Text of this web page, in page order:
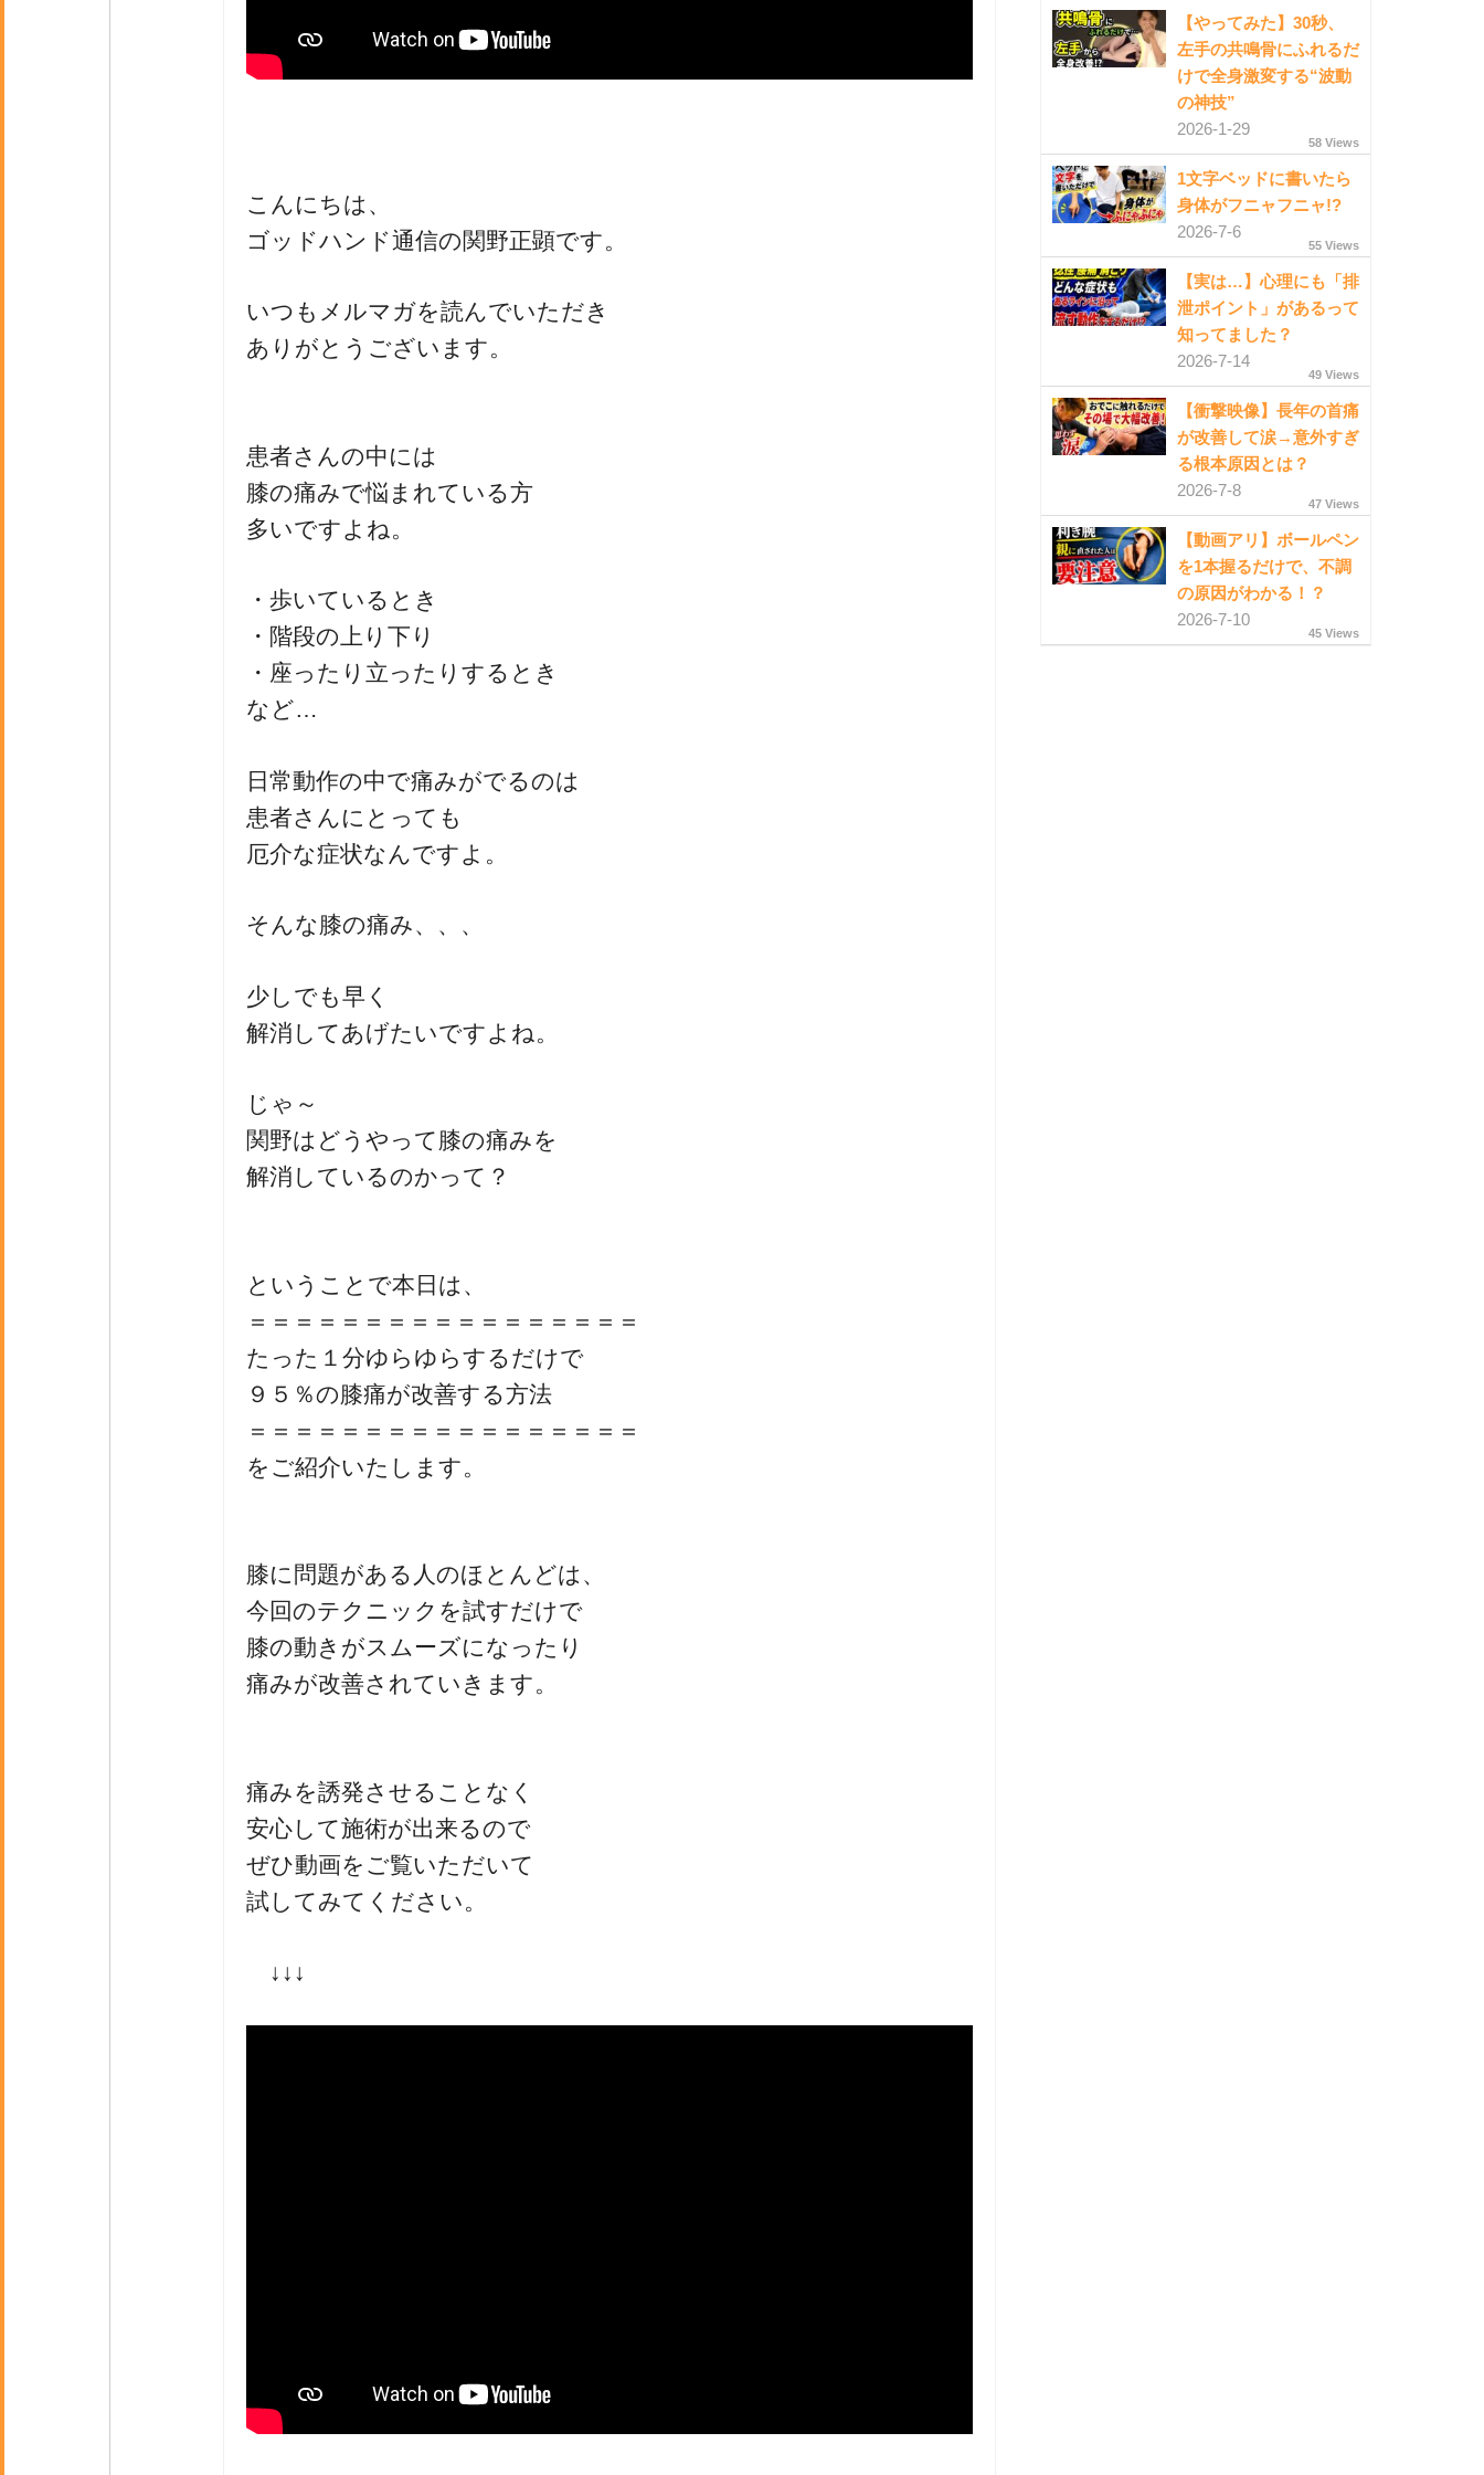
一流の整体師セミナー
こんにちは、
ゴッドハンド通信の関野正顕です。
いつもメルマガを読んでいただき
ありがとうございます。
患者さんの中には
膝の痛みで悩まれている方
多いですよね。
・歩いているとき
・階段の上り下り
・座ったり立ったりするとき
など…
日常動作の中で痛みがでるのは
患者さんにとっても
厄介な症状なんですよ。
そんな膝の痛み、、、
少しでも早く
解消してあげたいですよね。
じゃ～
関野はどうやって膝の痛みを
解消しているのかって？
ということで本日は、
＝＝＝＝＝＝＝＝＝＝＝＝＝＝＝＝＝
たった１分ゆらゆらするだけで
９５％の膝痛が改善する方法
＝＝＝＝＝＝＝＝＝＝＝＝＝＝＝＝＝
をご紹介いたします。
膝に問題がある人のほとんどは、
今回のテクニックを試すだけで
膝の動きがスムーズになったり
痛みが改善されていきます。
痛みを誘発させることなく
安心して施術が出来るので
ぜひ動画をご覧いただいて
試してみてください。
↓↓↓
【やってみた】30秒、
左手の共鳴骨にふれるだ
けで全身激変する“波動
の神技”
2026-1-29
58 Views
1文字ベッドに書いたら
身体がフニャフニャ!?
2026-7-6
55 Views
【実は…】心理にも「排
泄ポイント」があるって
知ってました？
2026-7-14
49 Views
【衝撃映像】長年の首痛
が改善して涙→意外すぎ
る根本原因とは？
2026-7-8
47 Views
【動画アリ】ボールペン
を1本握るだけで、不調
の原因がわかる！？
2026-7-10
45 Views